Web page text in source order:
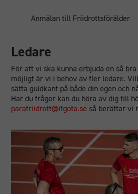
Anmälan till Friidrottsförälder
Ledare
För att vi ska kunna erbjuda en så
möjligt är vi i behov av fler ledare.
sätta guldkant på både din egen och
Har du frågor kan du höra av dig till
parafriidrott@ifgota.se så berättar vi